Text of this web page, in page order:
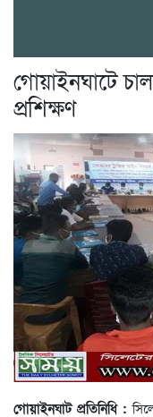
গোয়াইনঘাটে
প্রশিক্ষণ
গোয়াইনঘাট প্রতিনিধি :